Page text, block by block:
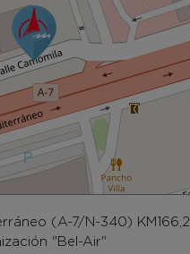
(A-7/N-340) KM166,2
"Bel-Air"